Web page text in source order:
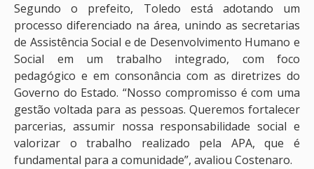
Segundo o prefeito, Toledo está adotando um
processo diferenciado na área, unindo as secretarias
de Assistência Social e de Desenvolvimento Humano e
Social em um trabalho integrado, com foco
pedagógico e em consonância com as diretrizes do
Governo do Estado. “Nosso compromisso é com uma
gestão voltada para as pessoas. Queremos fortalecer
parcerias, assumir nossa responsabilidade social e
valorizar o trabalho realizado pela APA, que é
fundamental para a comunidade”, avaliou Costenaro.